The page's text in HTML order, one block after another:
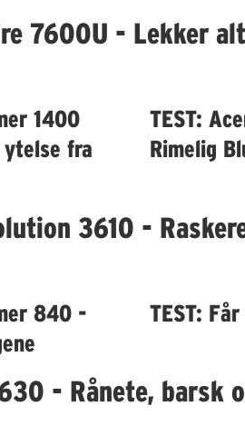
7600U - Lekker
1400
ytelse fra
TEST:
Rimelig
3610 -
840 -
TEST:
- Rånete, barsk